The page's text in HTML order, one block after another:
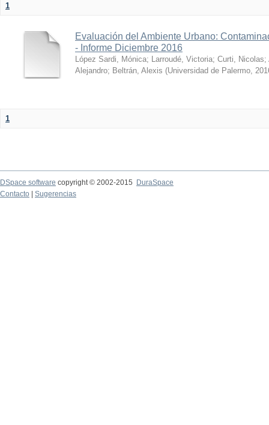
1
Evaluación del Ambiente Urbano:
- Informe Diciembre 2016
López Sardi, Mónica; Larroudé, Victoria; Curti, Nicolas;
Alejandro; Beltrán, Alexis (Universidad de Palermo,
1
DSpace software copyright © 2002-2015
DuraSpace
Contacto
Sugerencias